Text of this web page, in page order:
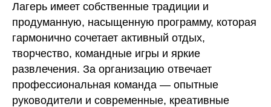
Лагерь имеет собственные традиции и
продуманную, насыщенную программу, которая
гармонично сочетает активный отдых,
творчество, командные игры и яркие
развлечения. За организацию отвечает
профессиональная команда — опытные
руководители и современные, креативные